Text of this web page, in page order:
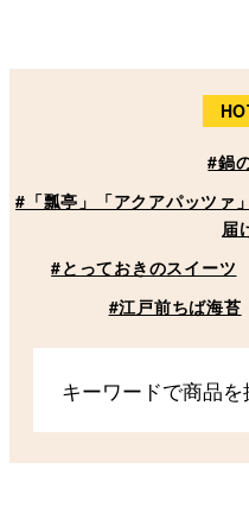
#鍋
#「瓢亭」「アクアパッツァ
届
#とっておきのスイーツ
#江戸前ちば海苔